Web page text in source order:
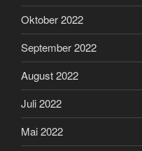
Oktober 2022
September 2022
August 2022
Juli 2022
Mai 2022